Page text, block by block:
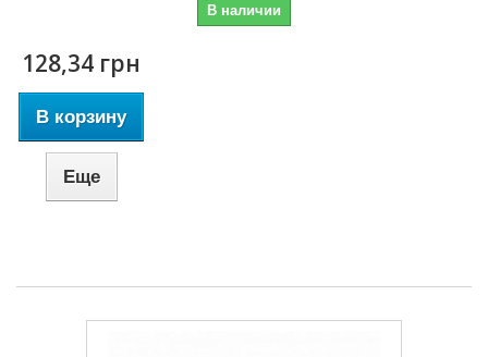
В наличии
128,34 грн
В корзину
Еще